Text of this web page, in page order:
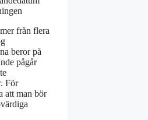
från flera
beror på
pågår
För
att man bör